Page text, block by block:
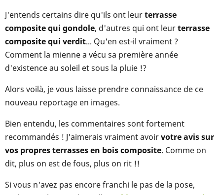
J'entends certains dire qu'ils ont leurterrasse
composite qui gondole, d'autres qui ont leurterrasse
composite qui verdit... Qu'en est-il vraiment ?
Comment la mienne a vécu sa première année
d'existence au soleil et sous la pluie !?
Alors voilà, je vous laisse prendre connaissance de ce
nouveau reportage en images.
Bien entendu, les commentaires sont fortement
recommandés ! J'aimerais vraiment avoirvotre avis sur
vos propres terrasses en bois composite. Comme on
dit, plus on est de fous, plus on rit !!
Si vous n'avez pas encore franchi le pas de la pose,